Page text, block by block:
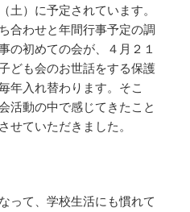
土）に予定されています。
合わせと年間行事予定の調
の初めての会が、４月２１
ども会のお世話をする保護
年入れ替わります。そこ
活動の中で感じてきたこと
せていただきました。
って、学校生活にも慣れて